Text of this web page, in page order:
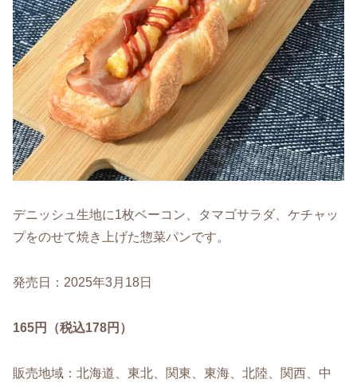
デニッシュ生地に1枚ベーコン、タマゴサラダ、ケチャッ
プをのせて焼き上げた惣菜パンです。
発売日：2025年3月18日
165円（税込178円）
販売地域：北海道、東北、関東、東海、北陸、関西、中